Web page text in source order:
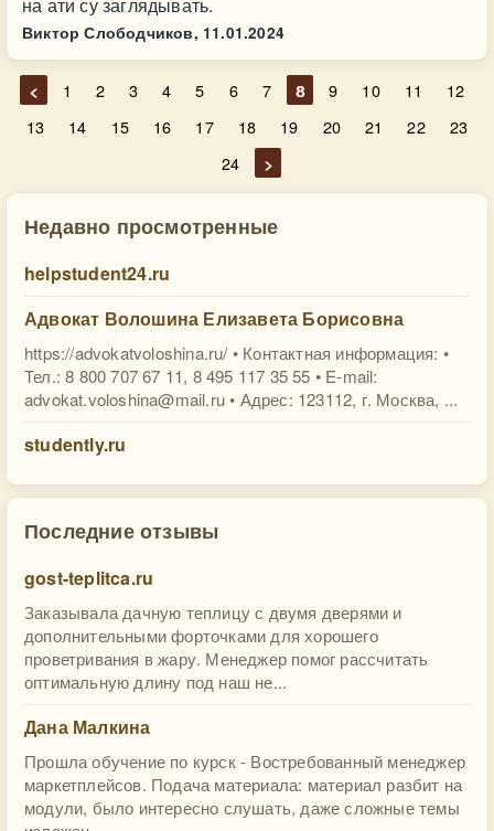
Виктор Слободчиков, 11.01.2024
< 1 2 3 4 5 6 7 8 9 10 11
12
13
14 15 16 17 18 19 20 21 22
23
24
>
Недавно просмотренные
helpstudent24.ru
Адвокат Волошина Елизавета Борисовна
https://advokatvoloshina.ru/ • Контактная информация: •
Тел.: 8 800 707 67 11, 8 495 117 35 55‎ • E-mail:
advokat.voloshina@mail.ru• Адрес: 123112, г. Москва, ...
studently.ru
Последние отзывы
gost-teplitca.ru
Заказывала дачную теплицу с двумя дверями и
дополнительными форточками для хорошего
проветривания в жару. Менеджер помог рассчитать
оптимальную длину под наш не...
Дана Малкина
Прошла обучение по курск - Востребованный менеджер
маркетплейсов. Подача материала: материал разбит на
модули, было интересно слушать, даже сложные темы